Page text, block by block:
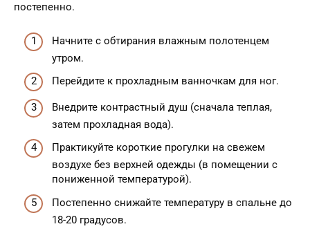
постепенно.
Начните с обтирания влажным полотенцем
утром.
Перейдите к прохладным ванночкам для ног.
Внедрите контрастный душ (сначала теплая,
затем прохладная вода).
Практикуйте короткие прогулки на свежем
воздухе без верхней одежды (в помещении с
пониженной температурой).
Постепенно снижайте температуру в спальне до
18-20 градусов.